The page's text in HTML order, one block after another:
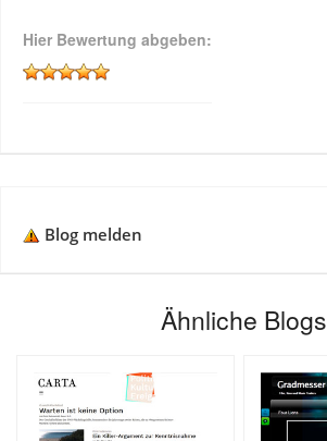
Hier Bewertung abgeben:
Blog melden
Ähnliche Blogs